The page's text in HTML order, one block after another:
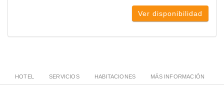
Ver disponibilidad
HOTEL SERVICIOS HABITACIONES MÁS INFORMACIÓN